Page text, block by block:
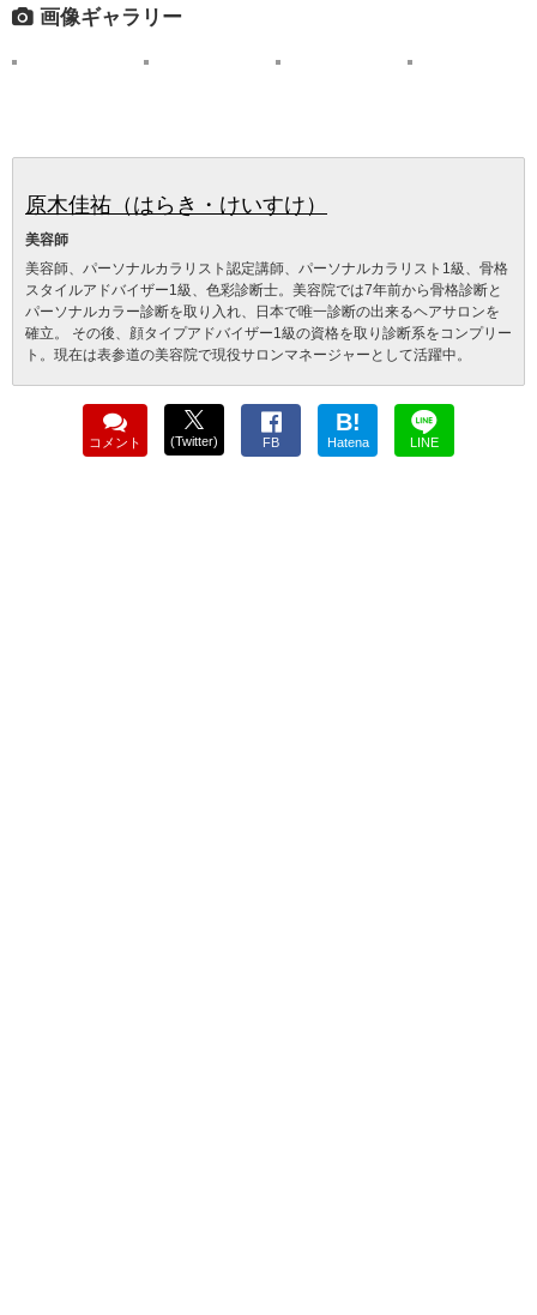
画像ギャラリー
原木佳祐（はらき・けいすけ）
美容師
美容師、パーソナルカラリスト認定講師、パーソナルカラリスト1級、骨格
スタイルアドバイザー1級、色彩診断士。美容院では7年前から骨格診断と
パーソナルカラー診断を取り入れ、日本で唯一診断の出来るヘアサロンを
確立。 その後、顔タイプアドバイザー1級の資格を取り診断系をコンプリー
ト。現在は表参道の美容院で現役サロンマネージャーとして活躍中。
コメント (Twitter) FB
B!
Hatena LINE